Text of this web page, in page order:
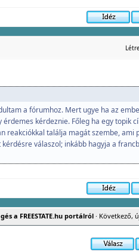
a fórumhoz. Mert ugye ha az
kérdeznie. Főleg ha egy topik
reakciókkal találja magát szembe, ami
válaszol; inkább hagyja a
a FREESTATE.hu portálról· Következő,